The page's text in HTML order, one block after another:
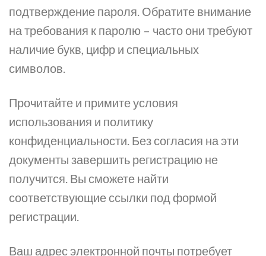
подтверждение пароля. Обратите внимание
на требования к паролю – часто они требуют
наличие букв, цифр и специальных
символов.
Прочитайте и примите условия
использования и политику
конфиденциальности. Без согласия на эти
документы завершить регистрацию не
получится. Вы сможете найти
соответствующие ссылки под формой
регистрации.
Ваш адрес электронной почты потребует